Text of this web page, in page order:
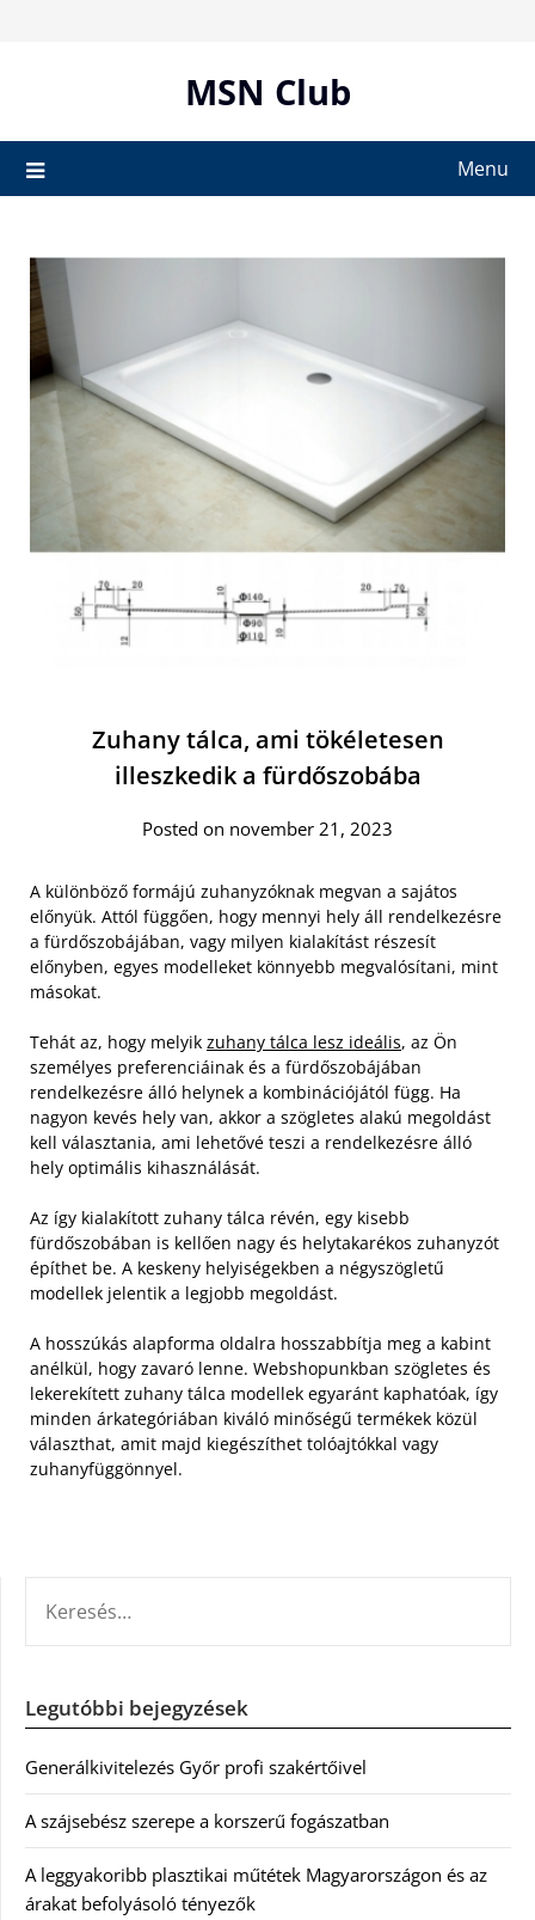
MSN Club
Menu
Zuhany tálca, ami tökéletesen
illeszkedik a fürdőszobába
Posted on november 21, 2023
A különböző formájú zuhanyzóknak megvan a sajátos
előnyük. Attól függően, hogy mennyi hely áll rendelkezésre
a fürdőszobájában, vagy milyen kialakítást részesít
előnyben, egyes modelleket könnyebb megvalósítani, mint
másokat.
Tehát az, hogy melyik zuhany tálca lesz ideális, az Ön
személyes preferenciáinak és a fürdőszobájában
rendelkezésre álló helynek a kombinációjától függ. Ha
nagyon kevés hely van, akkor a szögletes alakú megoldást
kell választania, ami lehetővé teszi a rendelkezésre álló
hely optimális kihasználását.
Az így kialakított zuhany tálca révén, egy kisebb
fürdőszobában is kellően nagy és helytakarékos zuhanyzót
építhet be. A keskeny helyiségekben a négyszögletű
modellek jelentik a legjobb megoldást.
A hosszúkás alapforma oldalra hosszabbítja meg a kabint
anélkül, hogy zavaró lenne. Webshopunkban szögletes és
lekerekített zuhany tálca modellek egyaránt kaphatóak, így
minden árkategóriában kiváló minőségű termékek közül
választhat, amit majd kiegészíthet tolóajtókkal vagy
zuhanyfüggönnyel.
Legutóbbi bejegyzések
Generálkivitelezés Győr profi szakértőivel
A szájsebész szerepe a korszerű fogászatban
A leggyakoribb plasztikai műtétek Magyarországon és az
árakat befolyásoló tényezők